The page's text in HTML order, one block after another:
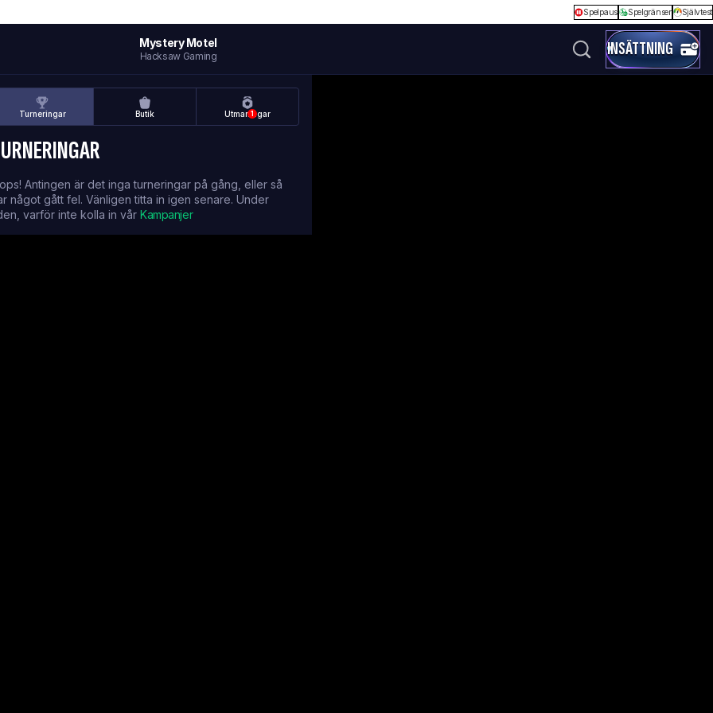
Spelpaus Spelgränser Självtest
Mystery Motel
Hacksaw Gaming INSÄTTNING
Turneringar Butik 1
Utmaningar
Antingen är det inga turneringar på gång, eller så
något gått fel. Vänligen titta in igen senare. Under
varför inte kolla in vår Kampanjer